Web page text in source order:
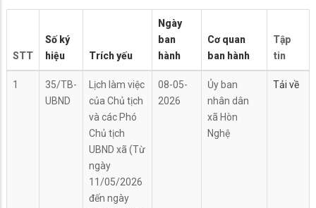
STT
Số ký
hiệu
Trích yếu
Ngày
ban
hành
Cơ quan
ban hành
Tập
tin
1
35/TB-
UBND
Lịch làm việc
của Chủ tịch
và các Phó
Chủ tịch
UBND xã (Từ
ngày
11/05/2026
đến ngày
08-05-
2026
Ủy ban
nhân dân
xã Hòn
Nghệ
Tải về